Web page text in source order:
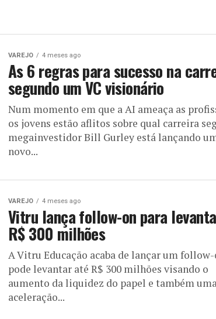
VAREJO 4 meses ago
As 6 regras para sucesso na
segundo um VC visionário
Num momento em que a AI ameaça as
os jovens estão aflitos sobre qual carreira
megainvestidor Bill Gurley está lançando
novo...
VAREJO 4 meses ago
Vitru lança follow-on para
R$ 300 milhões
A Vitru Educação acaba de lançar um
pode levantar até R$ 300 milhões visando o
aumento da liquidez do papel e também
aceleração...